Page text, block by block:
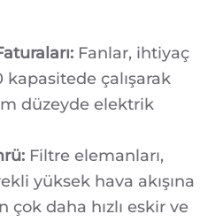
Fanlar, ihtiyaç
kapasitede çalışarak
düzeyde elektrik
Filtre elemanları,
yüksek hava akışına
çok daha hızlı eskir ve